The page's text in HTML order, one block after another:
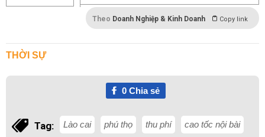
Theo Doanh Nghiệp & Kinh Doanh Copy link
THỜI SỰ
0Chia sẻ
Tag: Lào cai phú thọ thu phí cao tốc nội bài